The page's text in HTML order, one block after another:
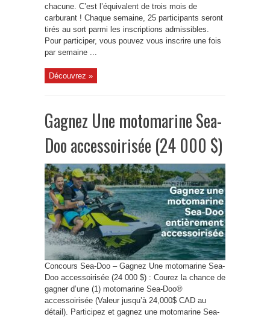
chacune. C’est l’équivalent de trois mois de
carburant ! Chaque semaine, 25 participants seront
tirés au sort parmi les inscriptions admissibles.
Pour participer, vous pouvez vous inscrire une fois
par semaine ...
Découvrez »
Gagnez Une motomarine Sea-
Doo accessoirisée (24 000 $)
Concours Sea-Doo – Gagnez Une motomarine Sea-
Doo accessoirisée (24 000 $) : Courez la chance de
gagner d’une (1) motomarine Sea‐Doo®
accessoirisée (Valeur jusqu’à 24,000$ CAD au
détail). Participez et gagnez une motomarine Sea-